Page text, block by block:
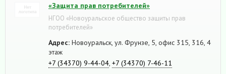
«Защита прав потребителей»
НГОО «Новоуральское общество защиты прав
потребителей»
Адрес: Новоуральск, ул. Фрунзе, 5, офис 315, 316, 4
этаж
+7 (34370) 9-44-04 +7 (34370) 7-46-11